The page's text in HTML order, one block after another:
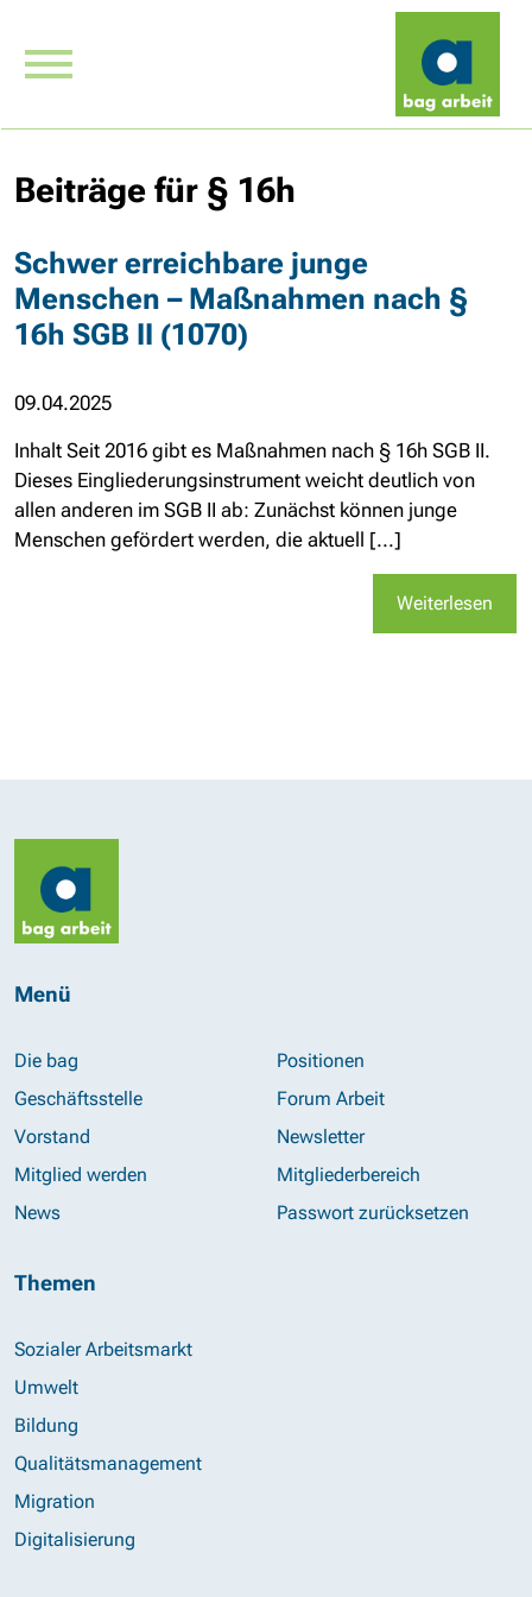
Beiträge für § 16h
Schwer erreichbare junge
Menschen – Maßnahmen nach §
16h SGB II (1070)
09.04.2025
Inhalt Seit 2016 gibt es Maßnahmen nach § 16h SGB II.
Dieses Eingliederungsinstrument weicht deutlich von
allen anderen im SGB II ab: Zunächst können junge
Menschen gefördert werden, die aktuell [...]
Weiterlesen
Menü
Die bag
Geschäftsstelle
Vorstand
Mitglied werden
News
Positionen
Forum Arbeit
Newsletter
Mitgliederbereich
Passwort zurücksetzen
Themen
Sozialer Arbeitsmarkt
Umwelt
Bildung
Qualitätsmanagement
Migration
Digitalisierung